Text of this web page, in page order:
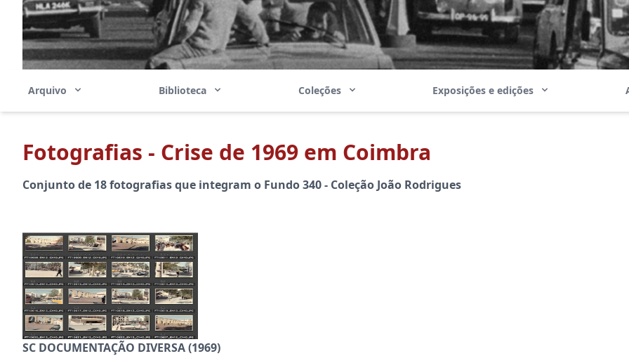
Arquivo Biblioteca Coleções Exposições e edições
Fotografias - Crise de 1969 em Coimbra
Conjunto de 18 fotografias que integram o Fundo 340 - Coleção João Rodrigues
SC DOCUMENTAÇÃO DIVERSA (1969)